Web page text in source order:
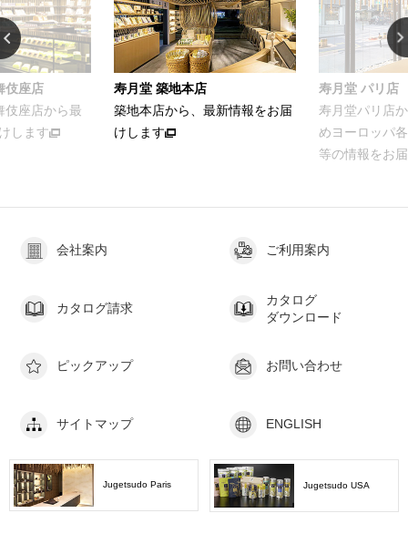
伎座店
伎座店から最
します
寿月堂 築地本店
築地本店から、最新情報をお届
けします
寿月堂 パリ店
寿月堂パリ店
めヨーロッパ
等の情報をお
会社案内 ご利用案内
カタログ請求
カタログ
ダウンロード
ピックアップ お問い合わせ
サイトマップ ENGLISH
Jugetsudo Paris Jugetsudo USA